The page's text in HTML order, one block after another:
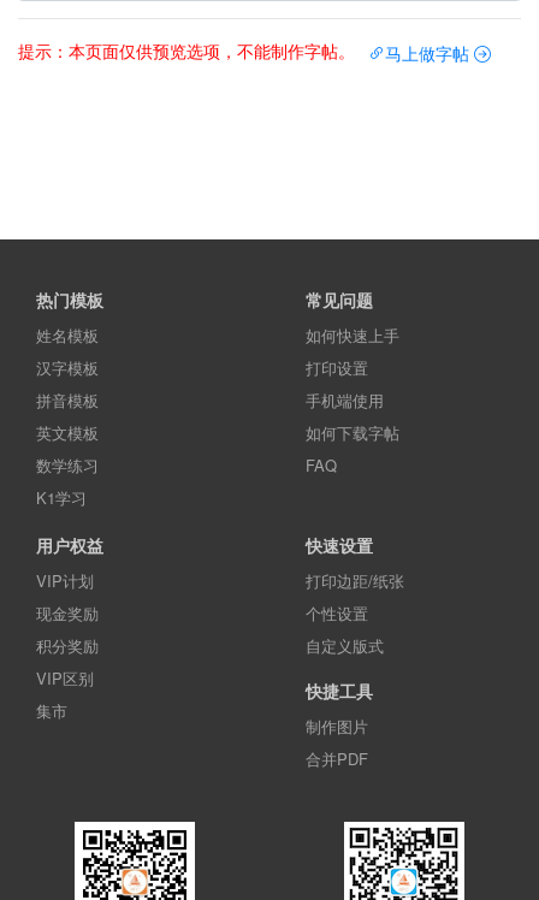
提示：本页面仅供预览选项，不能制作字帖。 马上做字帖
热门模板
姓名模板
汉字模板
拼音模板
英文模板
数学练习
K1学习
常见问题
如何快速上手
打印设置
手机端使用
如何下载字帖
FAQ
用户权益
VIP计划
现金奖励
积分奖励
VIP区别
集市
快速设置
打印边距/纸张
个性设置
自定义版式
快捷工具
制作图片
合并PDF